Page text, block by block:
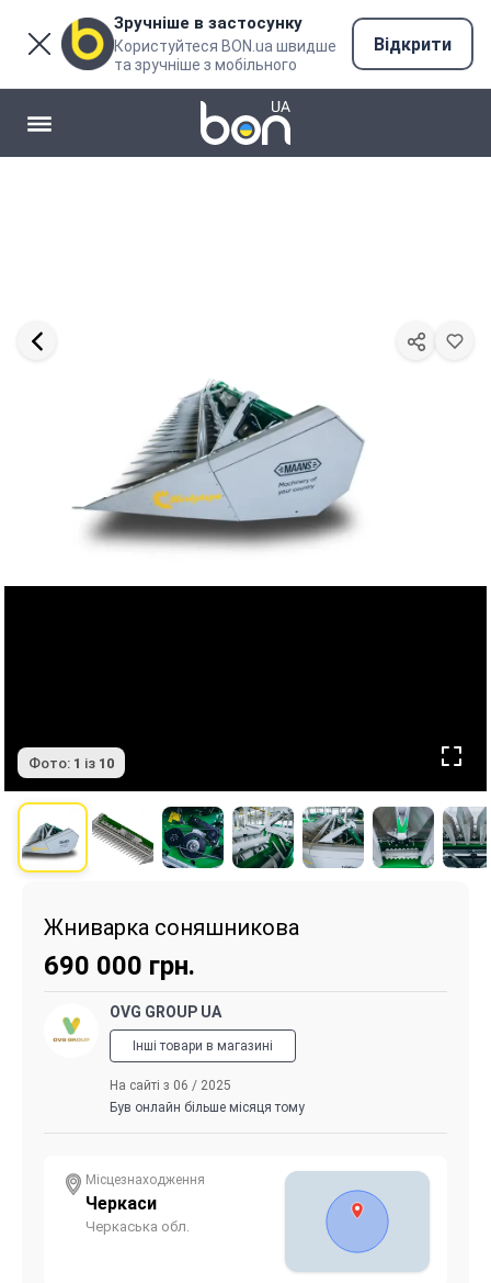
Зручніше в застосунку
Користуйтеся BON.ua швидше
та зручніше з мобільного
Відкрити
Фото: 1 із 10
Жниварка соняшникова
690 000 грн.
OVG GROUP UA
Інші товари в магазині
На сайті з 06 / 2025
Був онлайн більше місяця тому
Місцезнаходження
Черкаси
Черкаська обл.